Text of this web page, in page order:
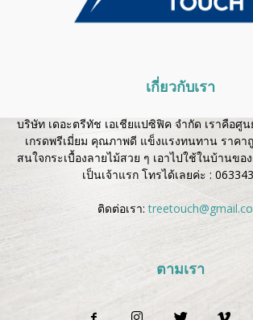
เกี่ยวกับเรา
บริษัท เดอะตรีทัช เอเชียแปซิฟิค จำกัด เราคือศูน
เกรดพรีเมี่ยม คุณภาพดี แข็งแรงทนทาน ราค
สนใจกระเบื้องลายไม้สวย ๆ เอาไปใช้ในบ้านขอ
เป็นเจ้าแรก โทรได้เลยค่ะ :
ติดต่อเรา:
ตามเรา